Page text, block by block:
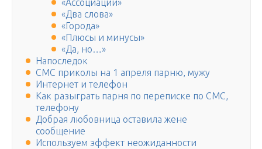
«Ассоциации»
«Два слова»
«Города»
«Плюсы и минусы»
«Да, но…»
Напоследок
СМС приколы на 1 апреля парню, мужу
Интернет и телефон
Как разыграть парня по переписке по СМС,
телефону
Добрая любовница оставила жене
сообщение
Используем эффект неожиданности